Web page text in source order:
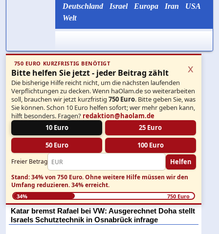
Deutschland Israel Europa Iran
USA
Welt
750 EURO KURZFRISTIG BENÖTIGT
Bitte helfen Sie jetzt - jeder Beitrag zählt
Die bisherige Hilfe reicht nicht, um die nächsten laufenden
Verpflichtungen zu decken. Wenn haOlam.de so weiterarbeiten
soll, brauchen wir jetzt kurzfristig750 Euro. Bitte geben Sie, was
Sie können. Schon 10 Euro helfen sofort; wer mehr geben kann,
hilft besonders. Fragen? redaktion@haolam.de
10 Euro
25 Euro
50 Euro 100 Euro
Freier Betrag Helfen
x
Stand: 34% von 750 Euro.Ohne weitere Hilfe müssen wir den
Umfang reduzieren.34% erreicht.
34% 750 Euro
Katar bremst Rafael bei VW: Ausgerechnet Doha stellt
Israels Schutztechnik in Osnabrück infrage